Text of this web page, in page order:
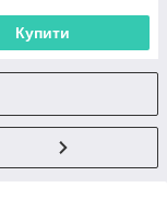
Купити